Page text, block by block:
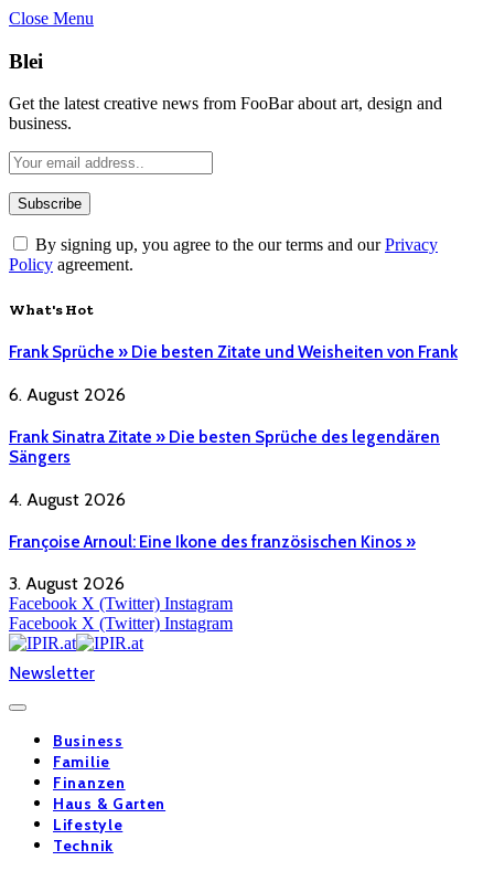
Close Menu
Blei
Get the latest creative news from FooBar about art, design and
business.
By signing up, you agree to the our terms and ourPrivacy
Policy agreement.
What's Hot
Frank Sprüche » Die besten Zitate und Weisheiten von Frank
6. August 2026
Frank Sinatra Zitate » Die besten Sprüche des legendären
Sängers
4. August 2026
Françoise Arnoul: Eine Ikone des französischen Kinos »
3. August 2026
Facebook X (Twitter) Instagram
Facebook X (Twitter) Instagram
Newsletter
Business
Familie
Finanzen
Haus & Garten
Lifestyle
Technik